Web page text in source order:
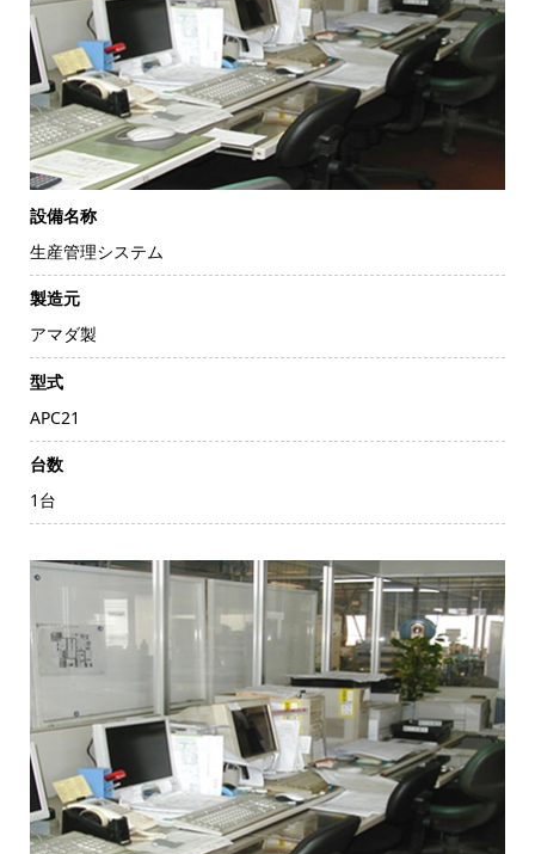
設備名称
生産管理システム
製造元
アマダ製
型式
APC21
台数
1台